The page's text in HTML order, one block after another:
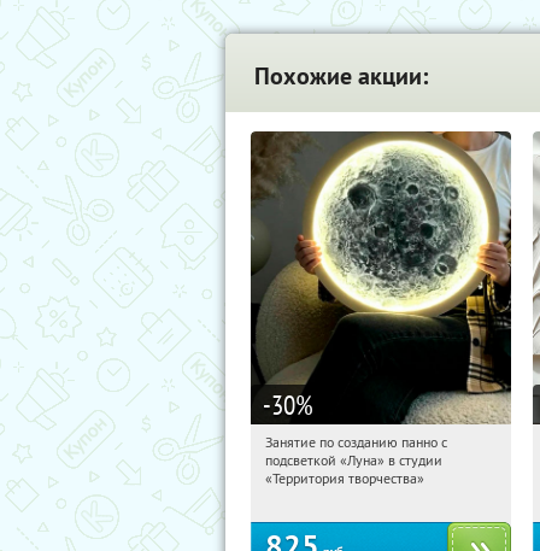
Похожие акции:
-30%
22:46:33 Купили:
Тушинская
Занятие по созданию панно с
подсветкой «Луна» в студии
«Территория творчества»